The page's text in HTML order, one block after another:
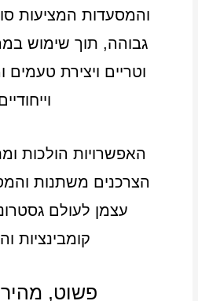
והמסעדות המציעות
גבוהה, תוך שימוש
וטריים ויצירת טעמים
האפשרויות הולכות
הצרכנים משתנות
עצמן לעולם
קומבינציות
פשוט,